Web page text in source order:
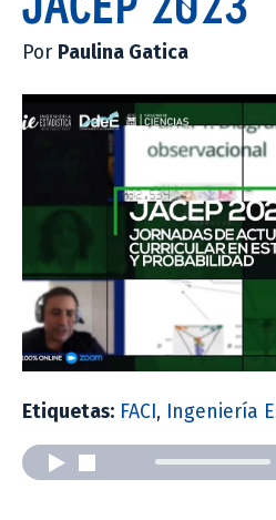
Por Paulina Gatica
Etiquetas: FACI, Ingeniería